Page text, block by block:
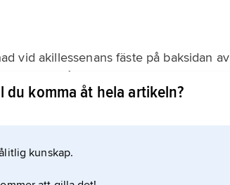
vid akillessenans fäste på baksidan av
övergående och operation krävs
och hälbenet kan uppkomma vid
du komma åt hela artikeln?
kunskap.